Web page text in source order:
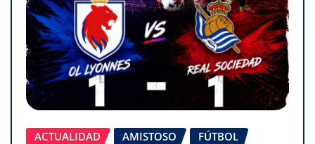
ACTUALIDAD AMISTOSO
FÚTBOL